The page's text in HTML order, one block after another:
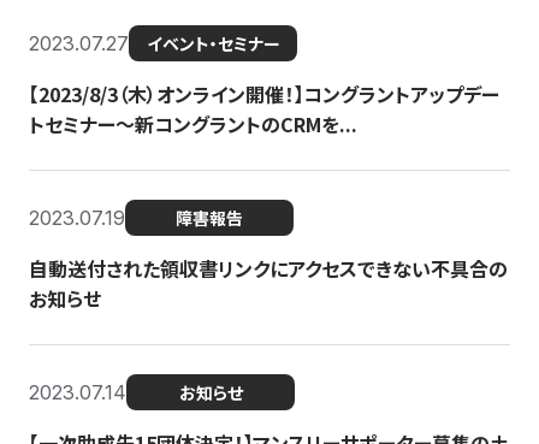
2023.07.27 イベント・セミナー
【2023/8/3（木）オンライン開催！】コングラントアップデー
トセミナー〜新コングラントのCRMを...
2023.07.19 障害報告
自動送付された領収書リンクにアクセスできない不具合の
お知らせ
2023.07.14 お知らせ